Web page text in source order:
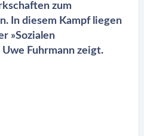
zum
In diesem Kampf liegen
»Sozialen
Fuhrmann zeigt.